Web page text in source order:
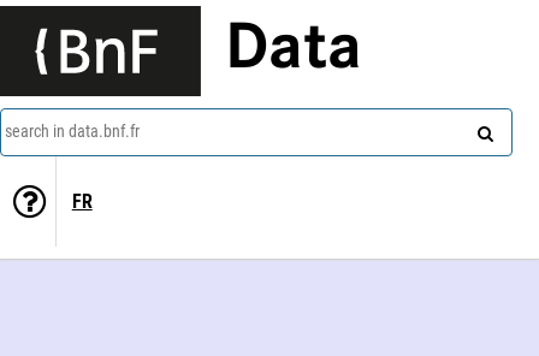
Data
search in data.bnf.fr
FR